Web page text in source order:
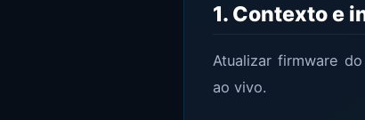
1. Contexto e
Atualizar firmware
ao vivo.